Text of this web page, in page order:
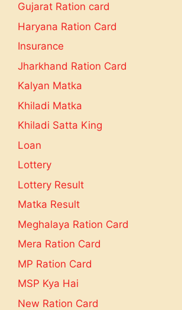
Gujarat Ration card
Haryana Ration Card
Insurance
Jharkhand Ration Card
Kalyan Matka
Khiladi Matka
Khiladi Satta King
Loan
Lottery
Lottery Result
Matka Result
Meghalaya Ration Card
Mera Ration Card
MP Ration Card
MSP Kya Hai
New Ration Card